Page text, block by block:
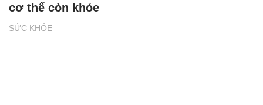
SỨC KHỎE
cơ thể còn khỏe